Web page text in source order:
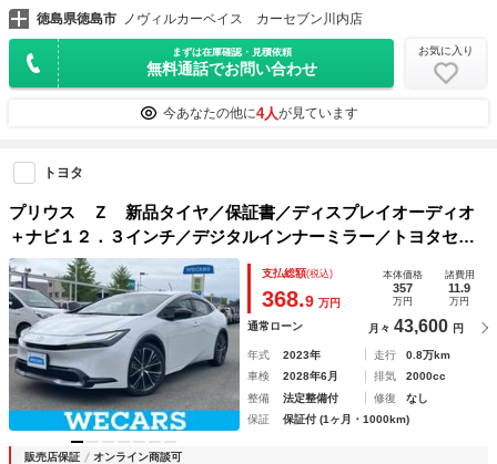
徳島県徳島市 ノヴィルカーベイス カーセブン川内店
まずは在庫確認・見積依頼
無料通話でお問い合わせ
お気に入り
今あなたの他に4人が見ています
トヨタ
プリウス Ｚ 新品タイヤ／保証書／ディスプレイオーディオ
＋ナビ１２．３インチ／デジタルインナーミラー／トヨタセー
フティセンス／エアーシート 前席／全方位モニター／車線逸
脱防止支援システム／シート 合皮
支払総額(税込)
368.9 万円
本体価格
357
万円
諸費用
11.9
万円
通常ローン 月々 43,600 円
年式 2023年 走行
0.8万km
車検
2028年6月 排気
2000cc
整備
法定整備付 修復
なし
保証
保証付 (1ヶ月・1000km)
販売店保証 オンライン商談可